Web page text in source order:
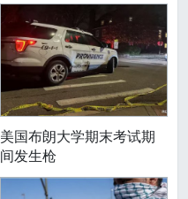
美国布朗大学期末考试期
间发生枪